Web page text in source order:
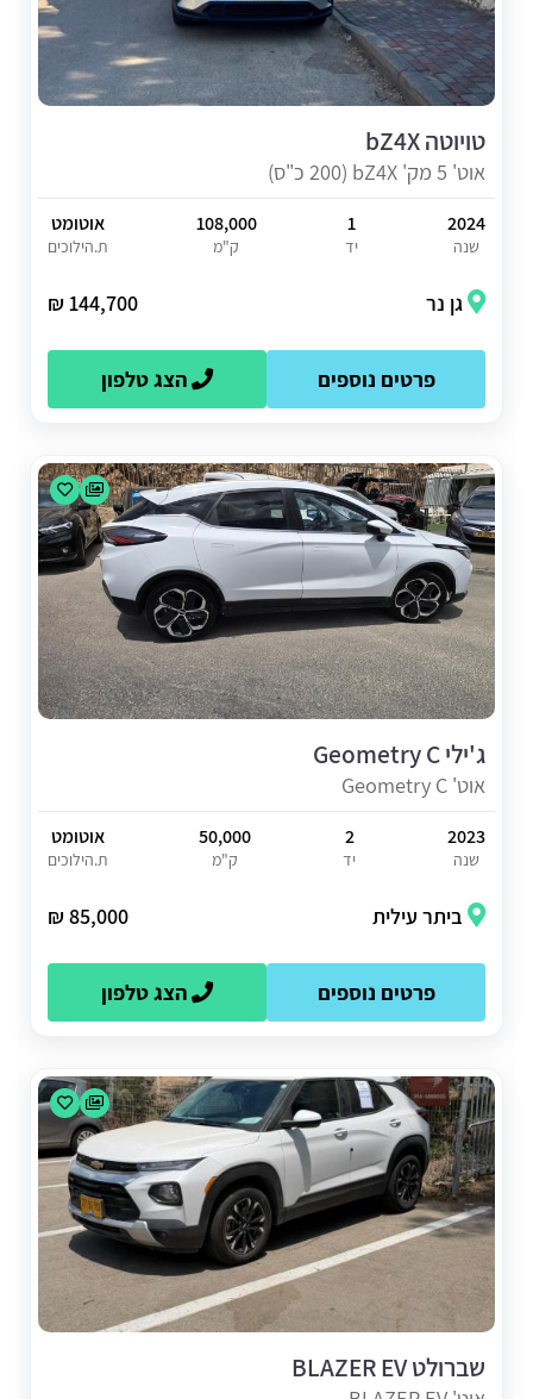
טויוטה bZ4X
אוט' 5 מק' bZ4X (200 כ"ס)
2024
שנה
1
יד
108,000
ק"מ
אוטומט
ת.הילוכים
גן נר 144,700 ₪
פרטים נוספים הצג טלפון
ג'ילי Geometry C
אוט' Geometry C
2023
שנה
2
יד
50,000
ק"מ
אוטומט
ת.הילוכים
ביתר עילית 85,000 ₪
פרטים נוספים הצג טלפון
שברולט BLAZER EV